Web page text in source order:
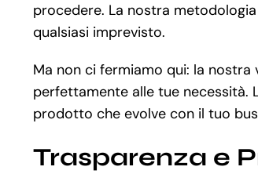
procedere. La nostra
qualsiasi imprevisto.
Ma non ci fermiamo qui: la
perfettamente alle tue necessità.
prodotto che evolve con il tuo
Trasparenza e